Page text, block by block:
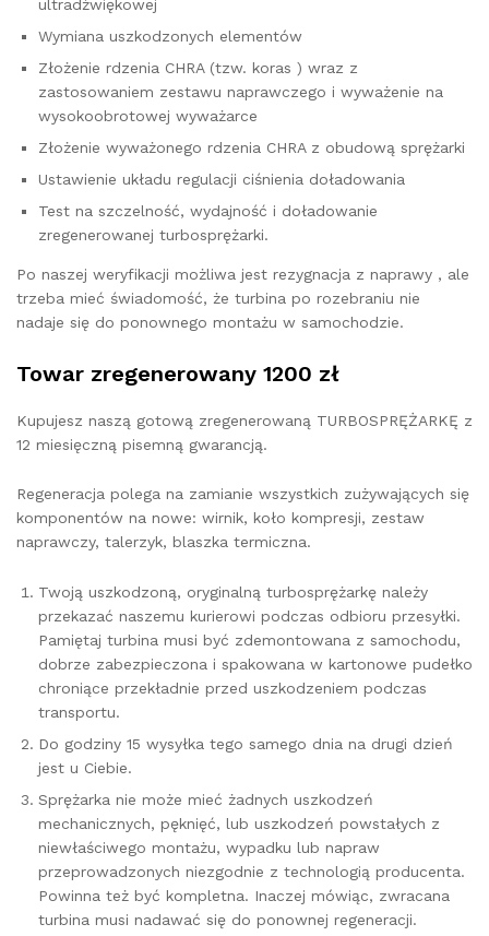
ultradźwiękowej
Wymiana uszkodzonych elementów
Złożenie rdzenia CHRA (tzw. koras ) wraz z
zastosowaniem zestawu naprawczego i wyważenie na
wysokoobrotowej wyważarce
Złożenie wyważonego rdzenia CHRA z obudową sprężarki
Ustawienie układu regulacji ciśnienia doładowania
Test na szczelność, wydajność i doładowanie
zregenerowanej turbosprężarki.
Po naszej weryfikacji możliwa jest rezygnacja z naprawy , ale
trzeba mieć świadomość, że turbina po rozebraniu nie
nadaje się do ponownego montażu w samochodzie.
Towar zregenerowany 1200 zł
Kupujesz naszą gotową zregenerowaną TURBOSPRĘŻARKĘ z
12 miesięczną pisemną gwarancją.
Regeneracja polega na zamianie wszystkich zużywających się
komponentów na nowe: wirnik, koło kompresji, zestaw
naprawczy, talerzyk, blaszka termiczna.
Twoją uszkodzoną, oryginalną turbosprężarkę należy
przekazać naszemu kurierowi podczas odbioru przesyłki.
Pamiętaj turbina musi być zdemontowana z samochodu,
dobrze zabezpieczona i spakowana w kartonowe pudełko
chroniące przekładnie przed uszkodzeniem podczas
transportu.
Do godziny 15 wysyłka tego samego dnia na drugi dzień
jest u Ciebie.
Sprężarka nie może mieć żadnych uszkodzeń
mechanicznych, pęknięć, lub uszkodzeń powstałych z
niewłaściwego montażu, wypadku lub napraw
przeprowadzonych niezgodnie z technologią producenta.
Powinna też być kompletna. Inaczej mówiąc, zwracana
turbina musi nadawać się do ponownej regeneracji.